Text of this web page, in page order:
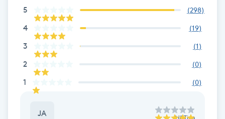
Color correction
Cryoterapi
Damklippning
5 (298)
4 (19)
3 (1)
2 (0)
1 (0)
JA till Tina